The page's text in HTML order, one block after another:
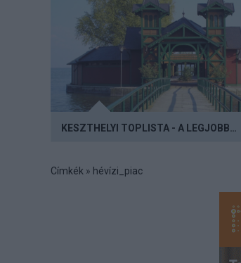
gasztronómiai élményeket, akár aktív
kikapcsolódást keresel. De akkor sem
csalódni, ha neked a nyaralás csak
strandolást jelent. A teljesen összeépült
Gyenesdiáson és…
KESZTHELYI TOPLISTA - A LEGJOBB HELYEK
Címkék » hévízi_piac